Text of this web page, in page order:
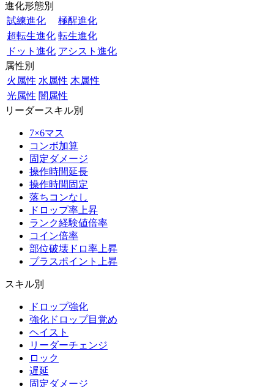
進化形態別
試練進化
極醒進化
超転生進化 転生進化
ドット進化 アシスト進化
属性別
火属性 水属性 木属性
光属性 闇属性
リーダースキル別
7×6マス
コンボ加算
固定ダメージ
操作時間延長
操作時間固定
落ちコンなし
ドロップ率上昇
ランク経験値倍率
コイン倍率
部位破壊ドロ率上昇
プラスポイント上昇
スキル別
ドロップ強化
強化ドロップ目覚め
ヘイスト
リーダーチェンジ
ロック
遅延
固定ダメージ